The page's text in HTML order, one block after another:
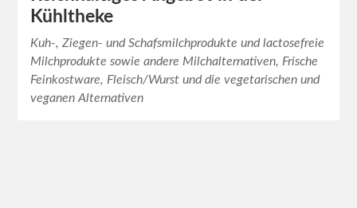
Kühltheke
Kuh-, Ziegen- und Schafsmilchprodukte und lactosefreie
Milchprodukte sowie andere Milchalternativen, Frische
Feinkostware, Fleisch/Wurst und die vegetarischen und
veganen Alternativen